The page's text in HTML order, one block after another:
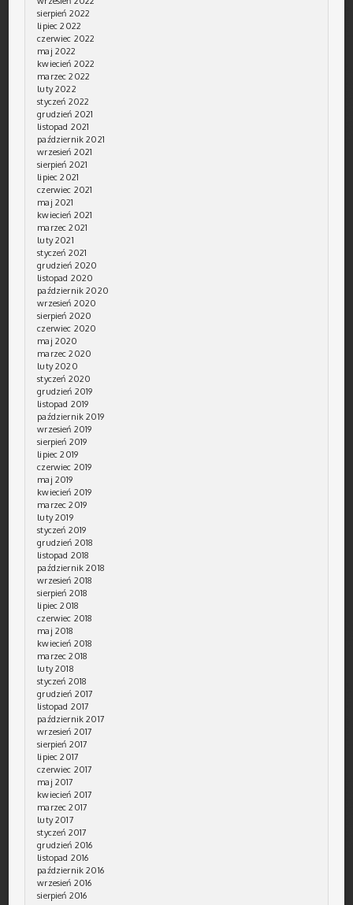
sierpień 2022
lipiec 2022
czerwiec 2022
maj 2022
kwiecień 2022
marzec 2022
luty 2022
styczeń 2022
grudzień 2021
listopad 2021
październik 2021
wrzesień 2021
sierpień 2021
lipiec 2021
czerwiec 2021
maj 2021
kwiecień 2021
marzec 2021
luty 2021
styczeń 2021
grudzień 2020
listopad 2020
październik 2020
wrzesień 2020
sierpień 2020
czerwiec 2020
maj 2020
marzec 2020
luty 2020
styczeń 2020
grudzień 2019
listopad 2019
październik 2019
wrzesień 2019
sierpień 2019
lipiec 2019
czerwiec 2019
maj 2019
kwiecień 2019
marzec 2019
luty 2019
styczeń 2019
grudzień 2018
listopad 2018
październik 2018
wrzesień 2018
sierpień 2018
lipiec 2018
czerwiec 2018
maj 2018
kwiecień 2018
marzec 2018
luty 2018
styczeń 2018
grudzień 2017
listopad 2017
październik 2017
wrzesień 2017
sierpień 2017
lipiec 2017
czerwiec 2017
maj 2017
kwiecień 2017
marzec 2017
luty 2017
styczeń 2017
grudzień 2016
listopad 2016
październik 2016
wrzesień 2016
sierpień 2016